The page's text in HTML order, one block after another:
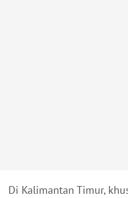
Di Kalimantan Timur,